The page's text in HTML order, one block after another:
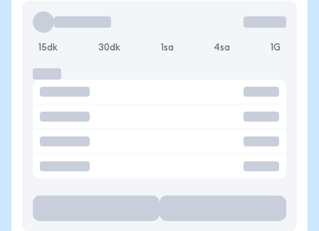
15dk 30dk 1sa 4sa 1G